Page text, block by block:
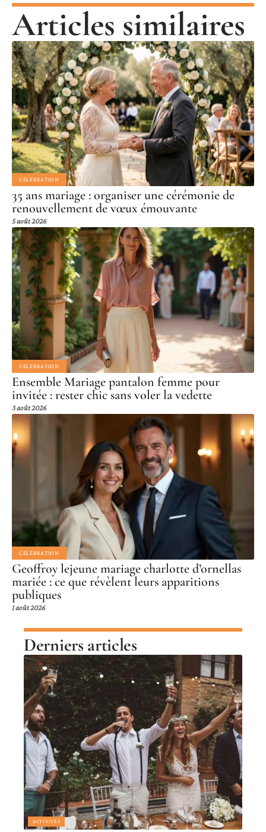
Articles similaires
CÉLÉBRATION
35 ans mariage : organiser une cérémonie de
renouvellement de vœux émouvante
5 août 2026
CÉLÉBRATION
Ensemble Mariage pantalon femme pour
invitée : rester chic sans voler la vedette
3 août 2026
CÉLÉBRATION
Geoffroy lejeune mariage charlotte d’ornellas
mariée : ce que révèlent leurs apparitions
publiques
1 août 2026
Derniers articles
ACTIVITÉS